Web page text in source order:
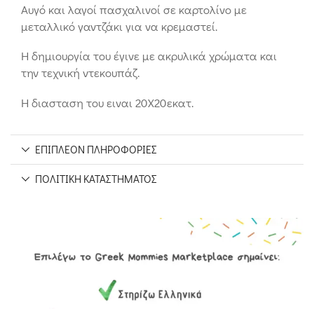
Αυγό και λαγοί πασχαλινοί σε καρτολίνο με
μεταλλικό γαντζάκι για να κρεμαστεί.
Η δημιουργία του έγινε με ακρυλικά χρώματα και
την τεχνική ντεκουπάζ.
Η διασταση του ειναι 20Χ20εκατ.
ΕΠΙΠΛΈΟΝ ΠΛΗΡΟΦΟΡΊΕΣ
ΠΟΛΙΤΙΚΉ ΚΑΤΑΣΤΉΜΑΤΟΣ